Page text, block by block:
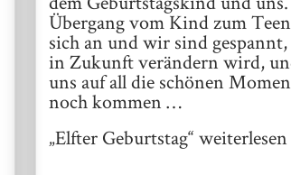
Übergang vom Kind zum
sich an und wir sind gespannt,
in Zukunft verändern wird,
uns auf all die schönen
noch kommen …
„Elfter Geburtstag“weiterlesen